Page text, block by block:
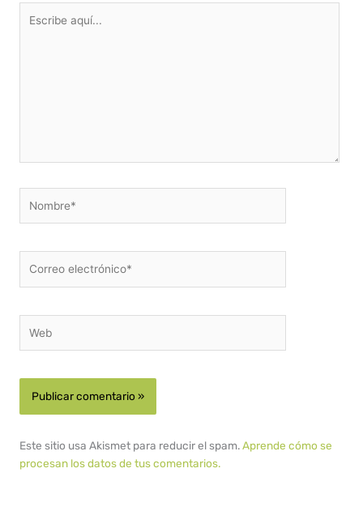
aquí...
electrónico*
Este sitio usa Akismet para reducir el spam.Aprende cómo se
procesan los datos de tus comentarios.